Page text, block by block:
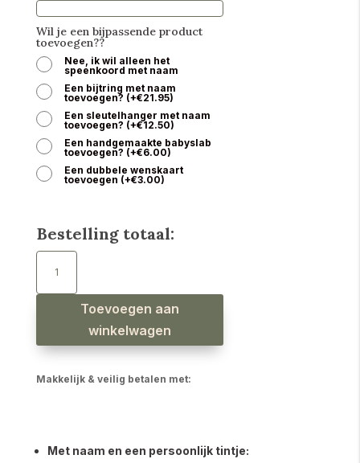
Wil je een bijpassende product
toevoegen??
Nee, ik wil alleen het
speenkoord met naam
Een bijtring met naam
toevoegen? (+€21.95)
Een sleutelhanger met naam
toevoegen? (+€12.50)
Een handgemaakte babyslab
toevoegen? (+€6.00)
Een dubbele wenskaart
toevoegen (+€3.00)
Bestelling totaal:
Speenkoord
naam
poes
Toevoegen aan
winkelwagen
Makkelijk & veilig betalen met:
Met naam en een persoonlijk tintje: